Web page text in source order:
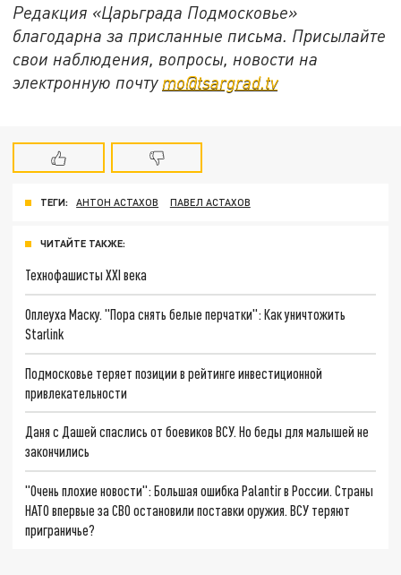
Редакция «Царьграда Подмосковье»
благодарна за присланные письма. Присылайте
свои наблюдения, вопросы, новости на
электронную почту mo@tsargrad.tv
ТЕГИ: АНТОН АСТАХОВ ПАВЕЛ АСТАХОВ
ЧИТАЙТЕ ТАКЖЕ:
Технофашисты XXI века
Оплеуха Маску. "Пора снять белые перчатки": Как уничтожить
Starlink
Подмосковье теряет позиции в рейтинге инвестиционной
привлекательности
Даня с Дашей спаслись от боевиков ВСУ. Но беды для малышей не
закончились
"Очень плохие новости": Большая ошибка Palantir в России. Страны
НАТО впервые за СВО остановили поставки оружия. ВСУ теряют
приграничье?